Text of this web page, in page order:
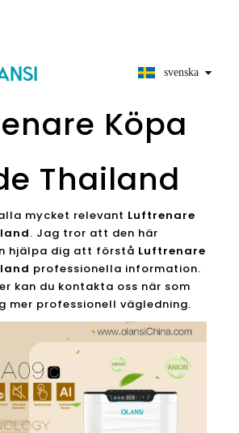
svenska
Köpa
Thailand
mycket relevant Luftrenare
. Jag tror att den här
hjälpa dig att förstå Luftrenare
professionella information.
kan du kontakta oss när som
mer professionell vägledning.